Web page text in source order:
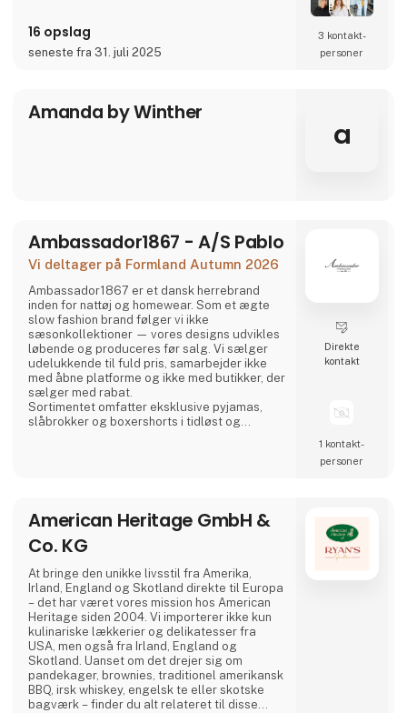
bruger vi dansk producerede råvarer. Som en
naturlig del af virksomheden bestræber vi os
altid på en grønnere og mere bæredygtige
16 opslag
seneste fra 31. juli 2025
3 kontakt­
personer
Amanda by Winther
a
Ambassador1867 - A/S Pablo
Vi deltager på Formland Autumn 2026
Ambassador1867 er et dansk herrebrand
inden for nattøj og homewear. Som et ægte
slow fashion brand følger vi ikke
sæsonkollektioner — vores designs udvikles
løbende og produceres før salg. Vi sælger
udelukkende til fuld pris, samarbejder ikke
med åbne platforme og ikke med butikker, der
sælger med rabat.
Sortimentet omfatter eksklusive pyjamas,
slåbrokker og boxershorts i tidløst og
hvad vi gør. Alle produkter er fre
Direkte
kontakt
1 kontakt­
personer
American Heritage GmbH &
Co. KG
At bringe den unikke livsstil fra Amerika,
Irland, England og Skotland direkte til Europa
– det har været vores mission hos American
Heritage siden 2004. Vi importerer ikke kun
kulinariske lækkerier og delikatesser fra
USA, men også fra Irland, England og
Skotland. Uanset om det drejer sig om
pandekager, brownies, traditionel amerikansk
BBQ, irsk whiskey, engelsk te eller skotske
bagværk – finder du alt relateret til disse